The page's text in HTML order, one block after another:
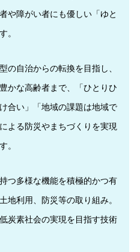
や障がい者にも優しい「ゆと
。
の自治からの転換を目指し、
かな高齢者まで、「ひとりひ
合い」「地域の課題は地域で
よる防災やまちづくりを実現
。
つ多様な機能を積極的かつ有
地利用、防災等の取り組み。
炭素社会の実現を目指す技術